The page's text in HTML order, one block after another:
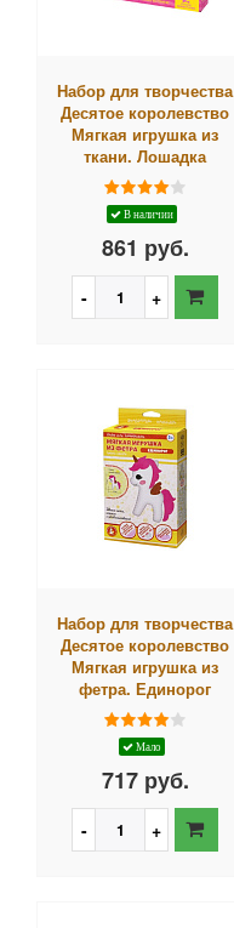
Набор для творчества
Десятое королевство
Мягкая игрушка из
ткани. Лошадка
В наличии
861 руб.
Набор для творчества
Десятое королевство
Мягкая игрушка из
фетра. Единорог
Мало
717 руб.